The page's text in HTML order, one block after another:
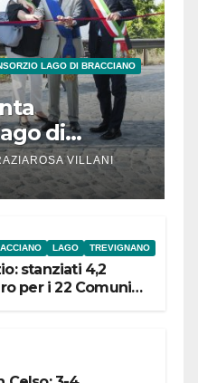
LAGO DI BRACCIANO
di
VILLANI
LAGO TREVIGNANO
stanziati 4,2
per i 22 Comuni